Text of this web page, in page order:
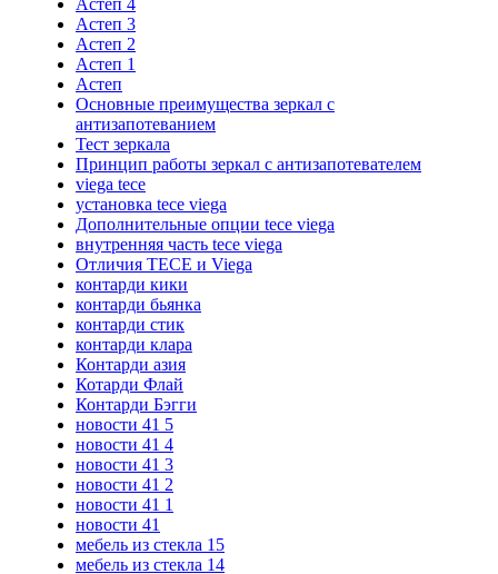
Астеп 3
Астеп 2
Астеп 1
Астеп
Основные преимущества зеркал с
антизапотеванием
Тест зеркала
Принцип работы зеркал с антизапотевателем
viega tece
установка tece viega
Дополнительные опции tece viega
внутренняя часть tece viega
Отличия TECE и Viega
контарди кики
контарди бьянка
контарди стик
контарди клара
Контарди азия
Котарди Флай
Контарди Бэгги
новости 41 5
новости 41 4
новости 41 3
новости 41 2
новости 41 1
новости 41
мебель из стекла 15
мебель из стекла 14